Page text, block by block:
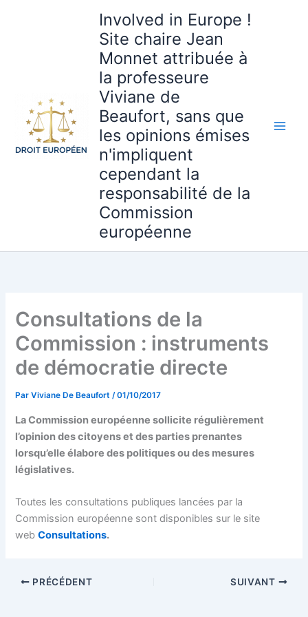
Involved in Europe !
Site chaire Jean
Monnet attribuée à
la professeure
Viviane de
Beaufort, sans que
les opinions émises
n'impliquent
cependant la
responsabilité de la
Commission
européenne
Consultations de la
Commission : instruments
de démocratie directe
ParViviane De Beaufort/01/10/2017
La Commission européenne sollicite régulièrement
l’opinion des citoyens et des parties prenantes
lorsqu’elle élabore des politiques ou des mesures
législatives.
Toutes les consultations publiques lancées par la
Commission européenne sont disponibles sur le site
webConsultations.
PRÉCÉDENT SUIVANT